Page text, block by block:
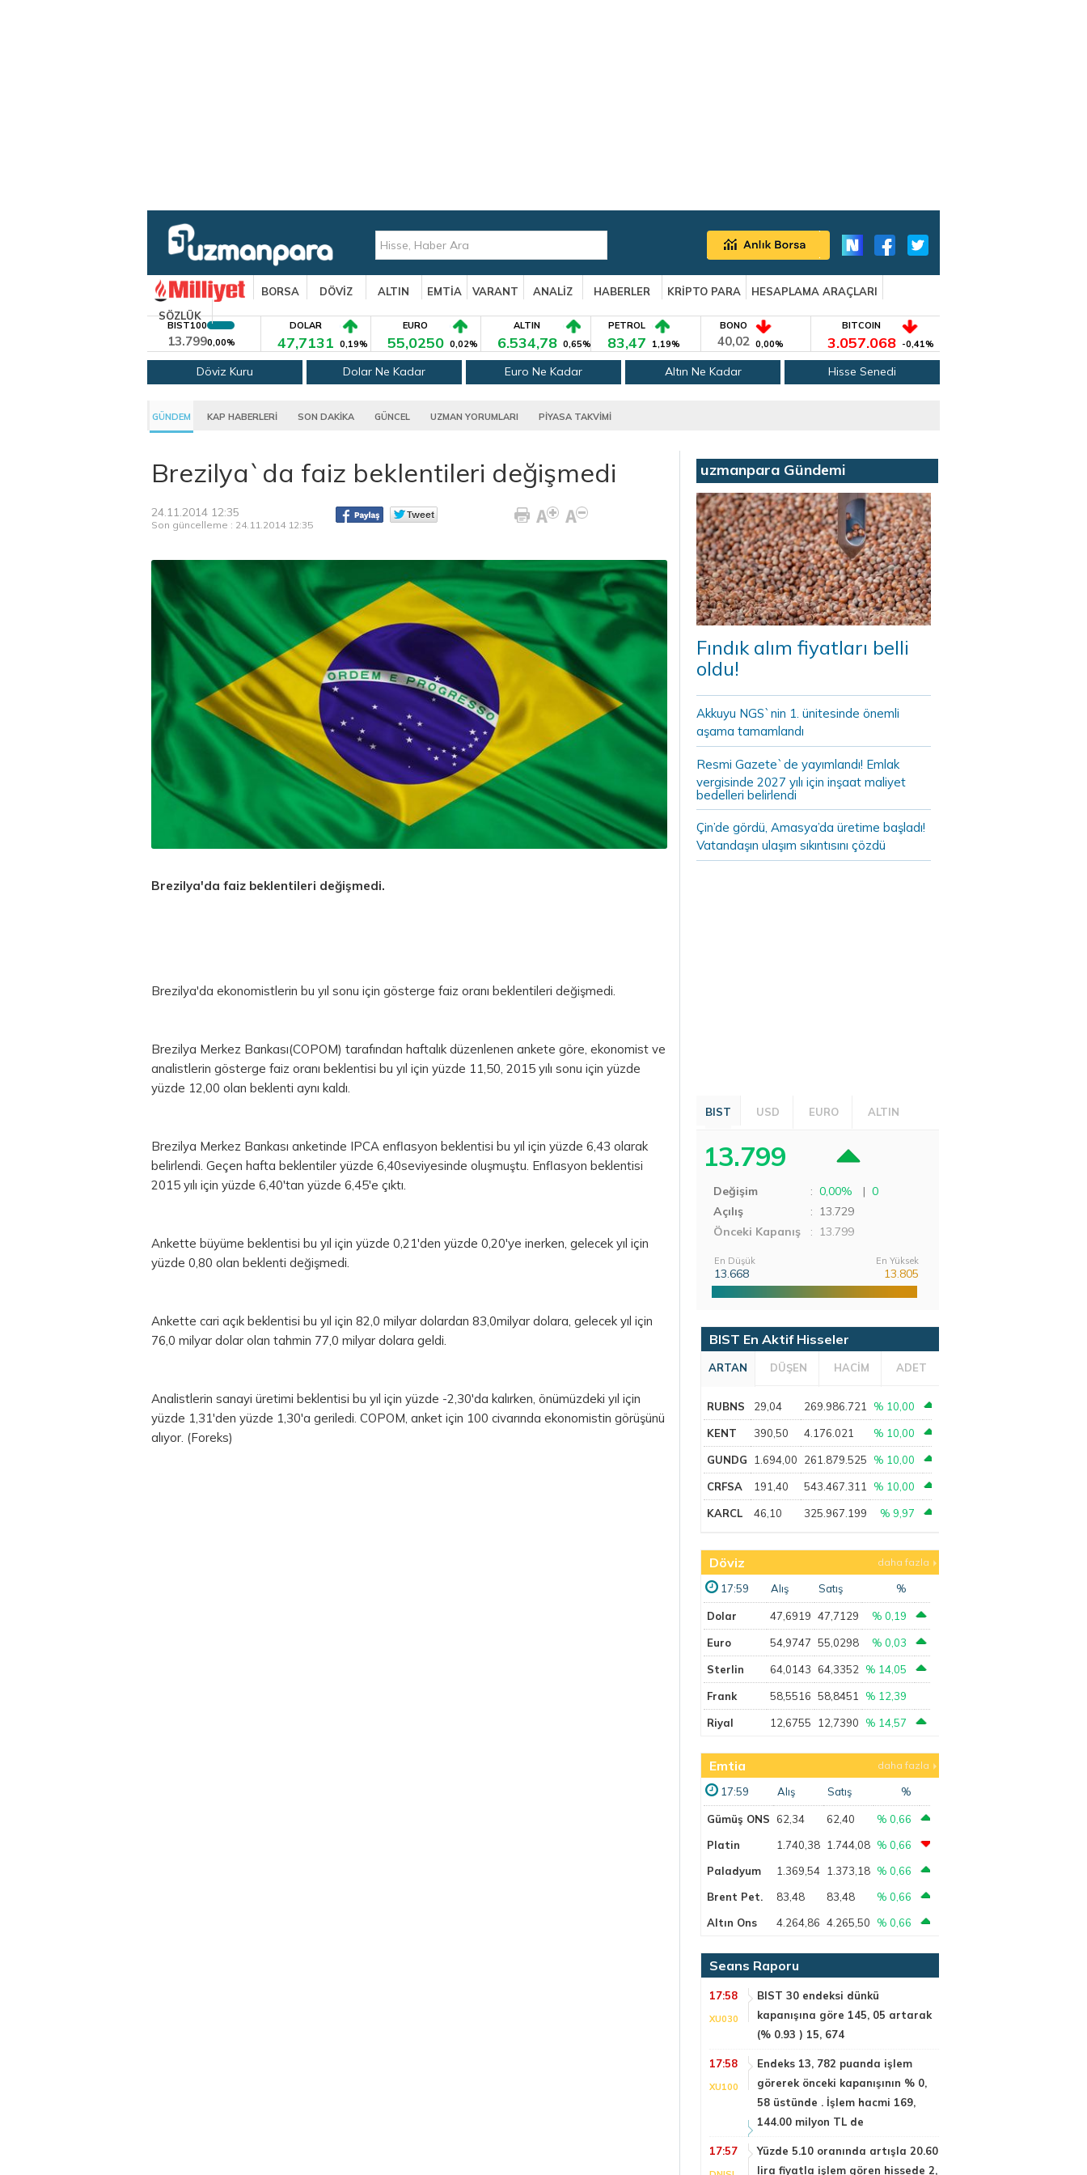
BORSA DÖVİZ ALTIN EMTİA VARANT ANALİZ HABERLER KRİPTO PARA
HESAPLAMA ARAÇLARI
SÖZLÜK
BIST100
13.7990,00%
DOLAR
47,7131 0,19%
EURO
55,0250 0,02%
ALTIN
6.534,78 0,65%
PETROL
83,47 1,19%
BONO
40,02 0,00%
BITCOIN
3.057.068 -0,41%
Döviz Kuru Dolar Ne Kadar Euro Ne Kadar Altın Ne Kadar Hisse Senedi
GÜNDEM KAP HABERLERİ SON DAKİKA GÜNCEL UZMAN YORUMLARI PİYASA TAKVİMİ
Brezilya`da faiz beklentileri değişmedi
24.11.2014 12:35
Son güncelleme : 24.11.2014 12:35
Brezilya'da faiz beklentileri değişmedi.
Brezilya'da ekonomistlerin bu yıl sonu için gösterge faiz oranı beklentileri değişmedi.
Brezilya Merkez Bankası(COPOM) tarafından haftalık düzenlenen ankete göre, ekonomist ve
analistlerin gösterge faiz oranı beklentisi bu yıl için yüzde 11,50, 2015 yılı sonu için yüzde
yüzde 12,00 olan beklenti aynı kaldı.
Brezilya Merkez Bankası anketinde IPCA enflasyon beklentisi bu yıl için yüzde 6,43 olarak
belirlendi. Geçen hafta beklentiler yüzde 6,40seviyesinde oluşmuştu. Enflasyon beklentisi
2015 yılı için yüzde 6,40'tan yüzde 6,45'e çıktı.
Ankette büyüme beklentisi bu yıl için yüzde 0,21'den yüzde 0,20'ye inerken, gelecek yıl için
yüzde 0,80 olan beklenti değişmedi.
Ankette cari açık beklentisi bu yıl için 82,0 milyar dolardan 83,0milyar dolara, gelecek yıl için
76,0 milyar dolar olan tahmin 77,0 milyar dolara geldi.
Analistlerin sanayi üretimi beklentisi bu yıl için yüzde -2,30'da kalırken, önümüzdeki yıl için
yüzde 1,31'den yüzde 1,30'a geriledi. COPOM, anket için 100 civarında ekonomistin görüşünü
alıyor. (Foreks)
uzmanpara Gündemi
Fındık alım fiyatları belli
oldu!
Akkuyu NGS`nin 1. ünitesinde önemli
aşama tamamlandı
Resmi Gazete`de yayımlandı! Emlak
vergisinde 2027 yılı için inşaat maliyet
bedelleri belirlendi
Çin’de gördü, Amasya’da üretime başladı!
Vatandaşın ulaşım sıkıntısını çözdü
BIST USD EURO ALTIN
13.799
Değişim : 0,00% | 0
Açılış
: 13.729
Önceki Kapanış
: 13.799
En Düşük
13.668
En Yüksek
13.805
BIST En Aktif Hisseler
ARTAN DÜŞEN HACİM ADET
RUBNS 29,04 269.986.721 % 10,00
KENT 390,50 4.176.021 % 10,00
GUNDG 1.694,00 261.879.525 % 10,00
CRFSA 191,40 543.467.311 % 10,00
KARCL 46,10 325.967.199 % 9,97
Döviz daha fazla
17:59 Alış Satış %
Dolar 47,6919 47,7129 % 0,19
Euro 54,9747 55,0298 % 0,03
Sterlin 64,0143 64,3352 % 14,05
Frank 58,5516 58,8451 % 12,39
Riyal 12,6755 12,7390 % 14,57
Emtia daha fazla
17:59 Alış Satış %
Gümüş ONS 62,34 62,40
% 0,66
Platin
1.740,38 1.744,08 % 0,66
Paladyum
1.369,54 1.373,18 % 0,66
Brent Pet.
83,48 83,48
% 0,66
Altın Ons
4.264,86 4.265,50 % 0,66
Seans Raporu
17:58
XU030
BIST 30 endeksi dünkü
kapanışına göre 145, 05 artarak
(% 0.93 ) 15, 674
17:58
XU100
Endeks 13, 782 puanda işlem
görerek önceki kapanışının % 0,
58 üstünde . İşlem hacmi 169,
144.00 milyon TL de
17:57
Yüzde 5.10 oranında artışla 20.60
lira fiyatla işlem gören hissede 2,